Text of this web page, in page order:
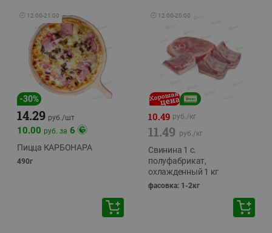
🕘 12:00-21:00
-30%
14.29 руб./шт
10.00 руб. за 6
Пицца КАРБОНАРА
490г
🕘 12:00-20:00
10.49 руб./кг
11.49 руб./кг
Свинина 1 с.
полуфабрикат,
охлажденный 1 кг
фасовка: 1-2кг